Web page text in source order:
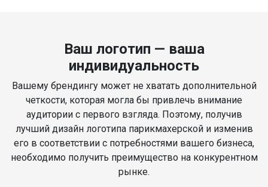
Ваш логотип — ваша
индивидуальность
Вашему брендингу может не хватать дополнительной
четкости, которая могла бы привлечь внимание
аудитории с первого взгляда. Поэтому, получив
лучший дизайн логотипа парикмахерской и изменив
его в соответствии с потребностями вашего бизнеса,
необходимо получить преимущество на конкурентном
рынке.